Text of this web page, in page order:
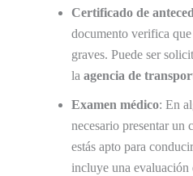
Certificado de
documento verifica
graves. Puede ser
la agencia de
Examen médico: En
necesario presentar un
estás apto para
incluye una evaluación